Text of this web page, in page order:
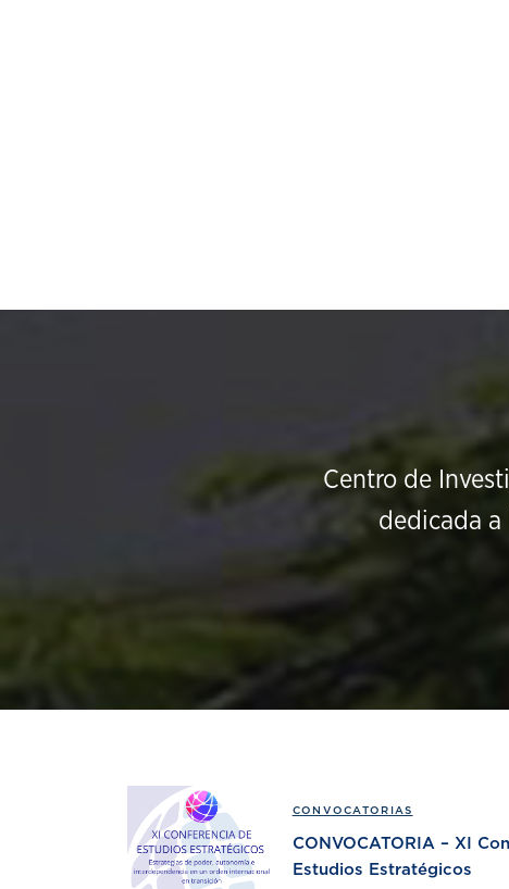
Centro de
dedicada a
CONVOCATORIAS
CONVOCATORIA – XI
Estudios Estratégicos